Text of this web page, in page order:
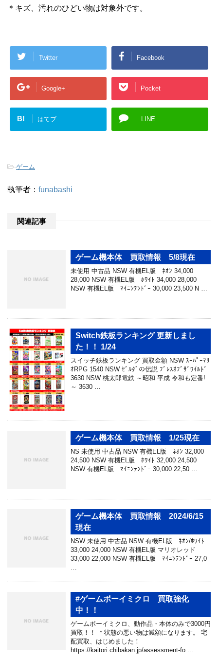
＊キズ、汚れのひどい物は対象外です。
Twitter Facebook
Google+ Pocket
B! はてブ LINE
-ゲーム
執筆者： funabashi
関連記事
ゲーム機本体 買取情報 5/8現在
未使用 中古品 NSW 有機EL版 ﾈｵﾝ 34,000
28,000 NSW 有機EL版 ﾎﾜｲﾄ 34,000 28,000
NSW 有機EL版 ﾏｲﾆﾝﾃﾝﾄﾞｰ 30,000 23,500 N …
Switch鉄板ランキング 更新しまし
た！！ 1/24
スイッチ鉄板ランキング 買取金額 NSW ｽｰﾊﾟｰﾏﾘ
ｵRPG 1540 NSW ｾﾞﾙﾀﾞの伝説 ﾌﾞﾚｽｵﾌﾞｻﾞﾜｲﾙﾄﾞ
3630 NSW 桃太郎電鉄 ～昭和 平成 令和も定番!
～ 3630 …
ゲーム機本体 買取情報 1/25現在
NS 未使用 中古品 NSW 有機EL版 ﾈｵﾝ 32,000
24,500 NSW 有機EL版 ﾎﾜｲﾄ 32,000 24,500
NSW 有機EL版 ﾏｲﾆﾝﾃﾝﾄﾞｰ 30,000 22,50 …
ゲーム機本体 買取情報 2024/6/15
現在
NSW 未使用 中古品 NSW 有機EL版 ﾈｵﾝ/ﾎﾜｲﾄ
33,000 24,000 NSW 有機EL版 マリオレッド
33,000 22,000 NSW 有機EL版 ﾏｲﾆﾝﾃﾝﾄﾞｰ 27,0
…
#ゲームボーイミクロ 買取強化
中！！
ゲームボーイミクロ、動作品・本体のみで3000円
買取！！ ＊状態の悪い物は減額になります。 宅
配買取、はじめました！
https://kaitori.chibakan.jp/assessment-fo …